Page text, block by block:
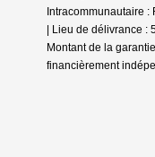
Intracommunautaire :
| Lieu de délivrance
Montant de la
financièrement